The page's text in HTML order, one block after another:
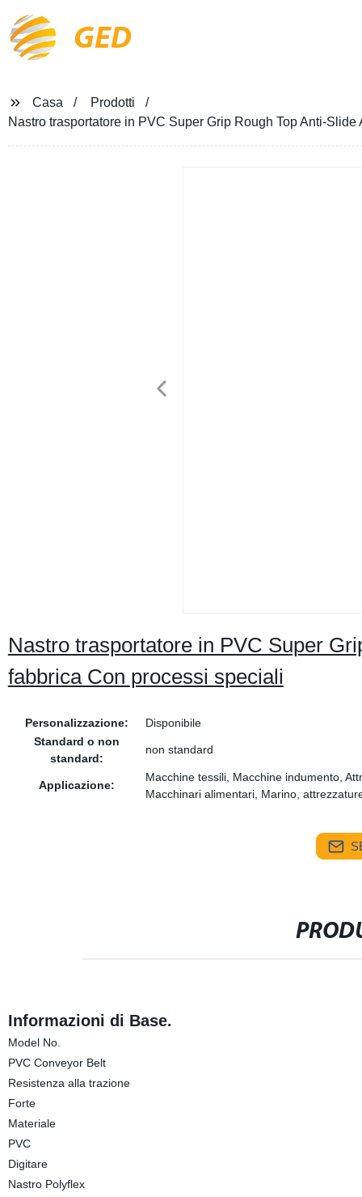
GED
Casa
Prodotti
Nastro trasportatore in PVC Super Grip Rough Top Anti-
Nastro trasportatore in PVC Super
fabbrica Con processi speciali
Personalizzazione:
Disponibile
Standard o non
standard:
non standard
Applicazione:
Macchine tessili, Macchine indumento,
Macchinari alimentari, Marino,
Informazioni di Base.
Model No.
PVC Conveyor Belt
Resistenza alla trazione
Forte
Materiale
PVC
Digitare
Nastro Polyflex